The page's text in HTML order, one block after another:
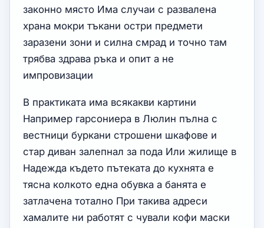
законно място Има случаи с развалена
храна мокри тъкани остри предмети
заразени зони и силна смрад и точно там
трябва здрава ръка и опит а не
импровизации
В практиката има всякакви картини
Например гарсониера в Люлин пълна с
вестници буркани строшени шкафове и
стар диван залепнал за пода Или жилище в
Надежда където пътеката до кухнята е
тясна колкото една обувка а банята е
затлачена тотално При такива адреси
хамалите ни работят с чували кофи маски